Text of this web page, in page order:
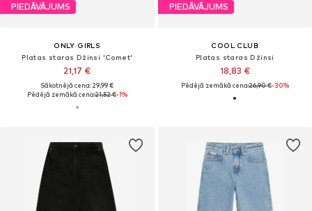
PIEDĀVĀJUMS
ONLY GIRLS
Platas staras Džinsi 'Comet'
21,17 €
Sākotnējā cena: 29,99 €
Pēdējā zemākā cena:21,52 €-1%
PIEDĀVĀJUMS
COOL CLUB
Platas staras Džinsi
18,83 €
Pēdējā zemākā cena:26,90 €-30%